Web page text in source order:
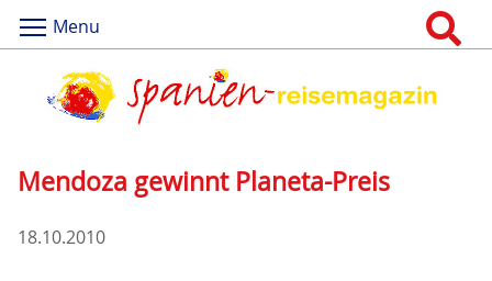
Menu
Mendoza gewinnt Planeta-Preis
18.10.2010